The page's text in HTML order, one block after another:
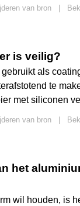
van bron
is veilig?
als
te
met siliconen
van bron
het
wil houden, is